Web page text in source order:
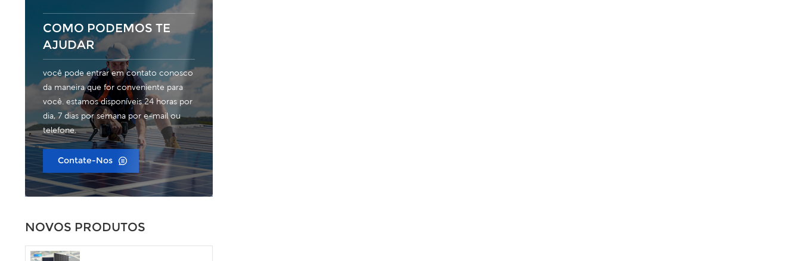
COMO PODEMOS TE
AJUDAR
você pode entrar em contato conosco
da maneira que for conveniente para
você. estamos disponíveis 24 horas por
dia, 7 dias por semana por e-mail ou
telefone.
Contate-Nos
NOVOS PRODUTOS